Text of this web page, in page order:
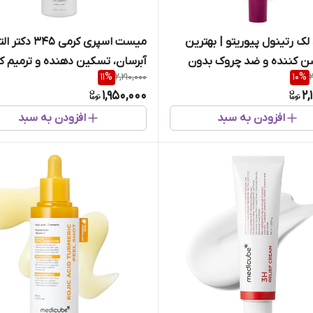
رتینول پیوریتو | بهترین
کننده و ضد چروک بدون
10%
افزودن به سبد
میست اسپری کرمی 345
آبرسان، تسکین دهنده و ترمیم
پوست
2,210,000
11%
1,950,000
افزودن به سبد